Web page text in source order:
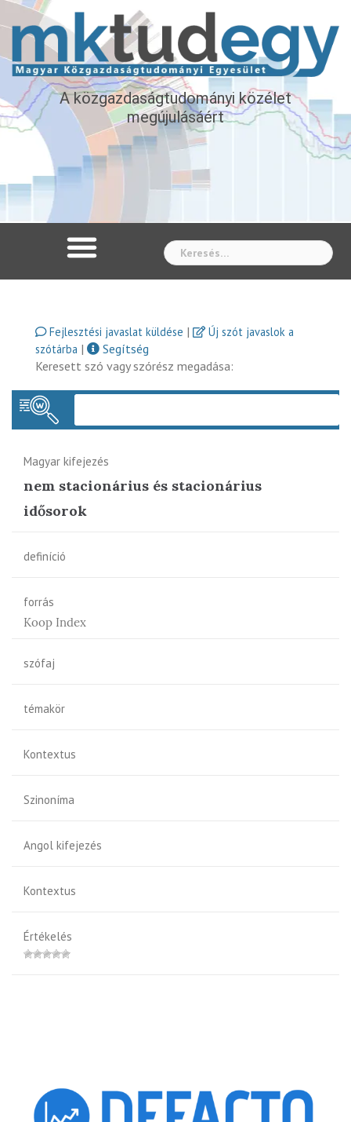
A közgazdaságtudományi közélet
megújulásáért
Fejlesztési javaslat küldése |
Új szót javaslok a
szótárba |
Segítség
Keresett szó vagy szórész megadása:
Magyar kifejezés
nem stacionárius és stacionárius
idősorok
definíció
forrás
Koop Index
szófaj
témakör
Kontextus
Szinoníma
Angol kifejezés
Kontextus
Értékelés